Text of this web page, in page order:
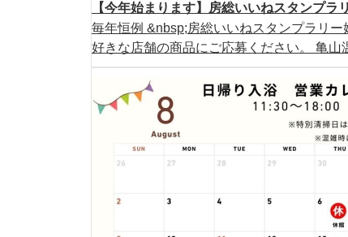
【今年始まります】房総いいねスタンプ
毎年恒例 &nbsp;房総いいねスタンプラリ
好きな店舗の商品にご応募ください。 亀